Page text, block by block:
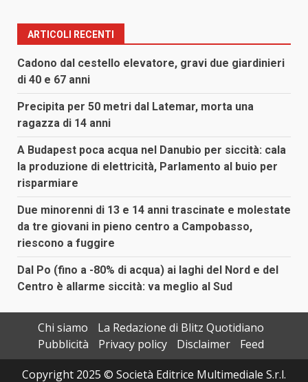
ARTICOLI RECENTI
Cadono dal cestello elevatore, gravi due giardinieri
di 40 e 67 anni
Precipita per 50 metri dal Latemar, morta una
ragazza di 14 anni
A Budapest poca acqua nel Danubio per siccità: cala
la produzione di elettricità, Parlamento al buio per
risparmiare
Due minorenni di 13 e 14 anni trascinate e molestate
da tre giovani in pieno centro a Campobasso,
riescono a fuggire
Dal Po (fino a -80% di acqua) ai laghi del Nord e del
Centro è allarme siccità: va meglio al Sud
Chi siamo
La Redazione di Blitz Quotidiano
Pubblicità
Privacy policy Disclaimer
Feed
Copyright 2025 © Società Editrice Multimediale S.r.l.